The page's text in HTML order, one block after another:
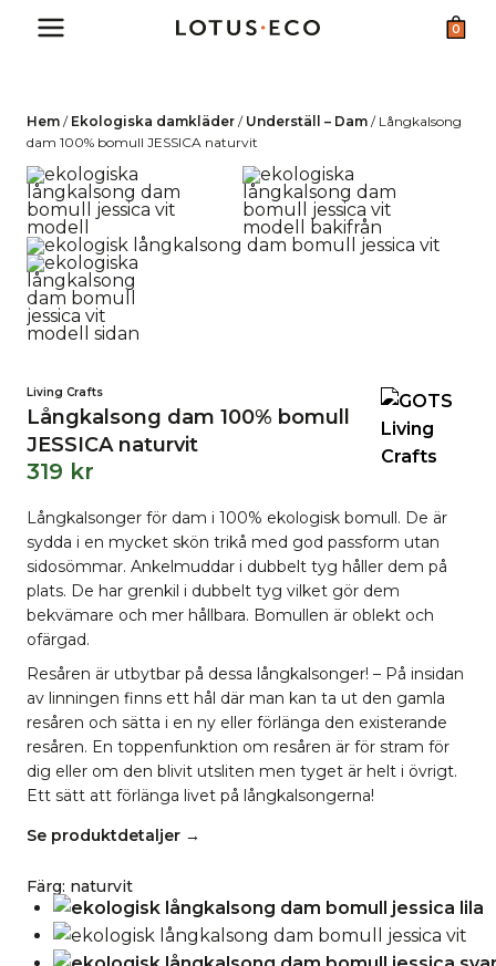
0
Hem / Ekologiska damkläder / Underställ – Dam / Långkalsong
dam 100% bomull JESSICA naturvit
Living Crafts
Långkalsong dam 100% bomull
JESSICA naturvit
319 kr
Långkalsonger för dam i 100% ekologisk bomull. De är
sydda i en mycket skön trikå med god passform utan
sidosömmar. Ankelmuddar i dubbelt tyg håller dem på
plats. De har grenkil i dubbelt tyg vilket gör dem
bekvämare och mer hållbara. Bomullen är oblekt och
ofärgad.
Resåren är utbytbar på dessa långkalsonger! – På insidan
av linningen finns ett hål där man kan ta ut den gamla
resåren och sätta i en ny eller förlänga den existerande
resåren. En toppenfunktion om resåren är för stram för
dig eller om den blivit utsliten men tyget är helt i övrigt.
Ett sätt att förlänga livet på långkalsongerna!
Se produktdetaljer →
Färg: naturvit